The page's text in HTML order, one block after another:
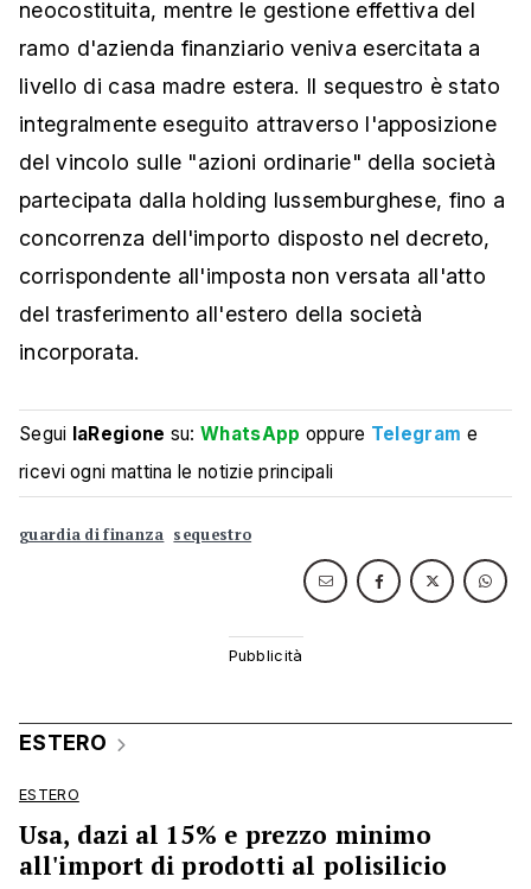
neocostituita, mentre le gestione effettiva del
ramo d'azienda finanziario veniva esercitata a
livello di casa madre estera. Il sequestro è stato
integralmente eseguito attraverso l'apposizione
del vincolo sulle "azioni ordinarie" della società
partecipata dalla holding lussemburghese, fino a
concorrenza dell'importo disposto nel decreto,
corrispondente all'imposta non versata all'atto
del trasferimento all'estero della società
incorporata.
Segui laRegione su:WhatsApp oppure Telegram e
ricevi ogni mattina le notizie principali
guardia di finanza sequestro
ESTERO
ESTERO
Usa, dazi al 15% e prezzo minimo
all'import di prodotti al polisilicio